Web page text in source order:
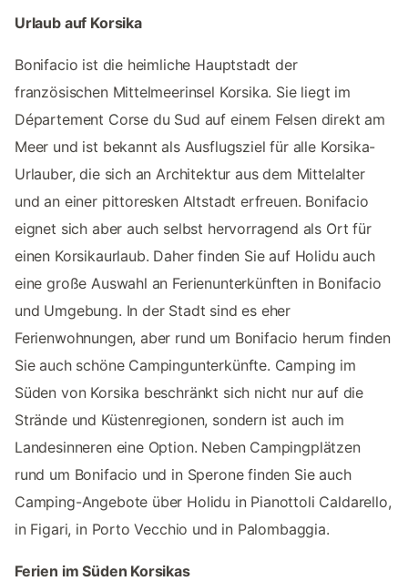
Urlaub auf Korsika
Bonifacio ist die heimliche Hauptstadt der
französischen Mittelmeerinsel Korsika. Sie liegt im
Département Corse du Sud auf einem Felsen direkt am
Meer und ist bekannt als Ausflugsziel für alle Korsika-
Urlauber, die sich an Architektur aus dem Mittelalter
und an einer pittoresken Altstadt erfreuen. Bonifacio
eignet sich aber auch selbst hervorragend als Ort für
einen Korsikaurlaub. Daher finden Sie auf Holidu auch
eine große Auswahl an Ferienunterkünften in Bonifacio
und Umgebung. In der Stadt sind es eher
Ferienwohnungen, aber rund um Bonifacio herum finden
Sie auch schöne Campingunterkünfte. Camping im
Süden von Korsika beschränkt sich nicht nur auf die
Strände und Küstenregionen, sondern ist auch im
Landesinneren eine Option. Neben Campingplätzen
rund um Bonifacio und in Sperone finden Sie auch
Camping-Angebote über Holidu in Pianottoli Caldarello,
in Figari, in Porto Vecchio und in Palombaggia.
Ferien im Süden Korsikas